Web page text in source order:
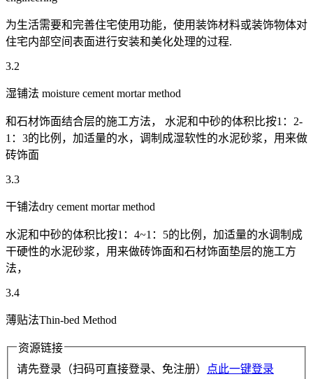
为生活需要和完善住宅使用功能，使用装饰材料或装饰物体对
住宅内部空间表面进行安装和美化处理的过程.
3.2
湿铺法 moisture cement mortar method
和石材饰面结合层的施工方法， 水泥和中砂的体积比按1：2-
1：3的比例，加适量的水，调制成湿软性的水泥砂浆，用来做
砖饰面
3.3
干铺法dry cement mortar method
水泥和中砂的体积比按1：4~1：5的比例，加适量的水调制成
干硬性的水泥砂浆，用来做砖饰面和石材饰面垫层的施工方
法，
3.4
薄贴法Thin-bed Method
资源链接
请先登录（扫码可直接登录、免注册）
点此一键登录